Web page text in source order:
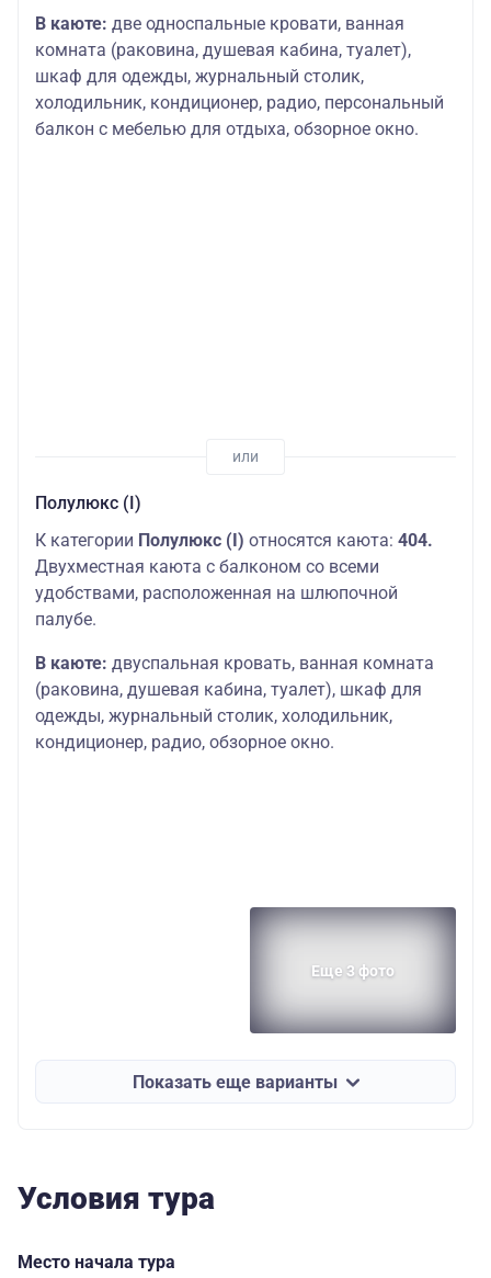
В каюте: две односпальные кровати, ванная
комната (раковина, душевая кабина, туалет),
шкаф для одежды, журнальный столик,
холодильник, кондиционер, радио, персональный
балкон с мебелью для отдыха, обзорное окно.
Полулюкс (I)
К категории Полулюкс (I) относятся каюта: 404.
Двухместная каюта с балконом со всеми
удобствами, расположенная на шлюпочной
палубе.
В каюте: двуспальная кровать, ванная комната
(раковина, душевая кабина, туалет), шкаф для
одежды, журнальный столик, холодильник,
кондиционер, радио, обзорное окно.
Еще 3 фото
Показать еще варианты
Условия тура
Место начала тура